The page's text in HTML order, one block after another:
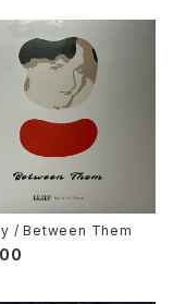
/ Between Them